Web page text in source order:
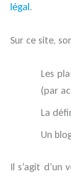
légal.
Sur ce site,
Les
(par
La
Un
Il s’agit